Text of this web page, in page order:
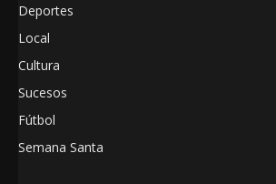
Deportes
Local
Cultura
Sucesos
Fútbol
Semana Santa